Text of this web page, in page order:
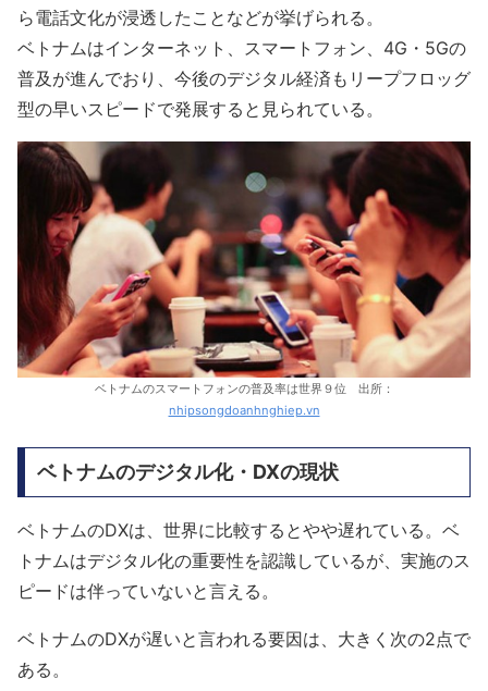
ら電話文化が浸透したことなどが挙げられる。
ベトナムはインターネット、スマートフォン、4G・5Gの
普及が進んでおり、今後のデジタル経済もリープフロッグ
型の早いスピードで発展すると見られている。
ベトナムのスマートフォンの普及率は世界９位 出所：
nhipsongdoanhnghiep.vn
ベトナムのデジタル化・DXの現状
ベトナムのDXは、世界に比較するとやや遅れている。ベ
トナムはデジタル化の重要性を認識しているが、実施のス
ピードは伴っていないと言える。
ベトナムのDXが遅いと言われる要因は、大きく次の2点で
ある。